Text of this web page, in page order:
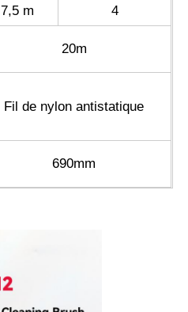
7,5 m
4
20m
Fil de nylon antistatique
690mm